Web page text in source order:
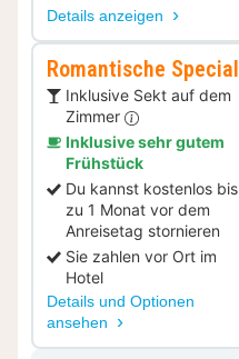
Details anzeigen
Romantische Special
Inklusive Sekt auf dem
Zimmer
Inklusive sehr gutem
Frühstück
Du kannst kostenlos bis
zu 1 Monat vor dem
Anreisetag stornieren
Sie zahlen vor Ort im
Hotel
Details und Optionen
ansehen